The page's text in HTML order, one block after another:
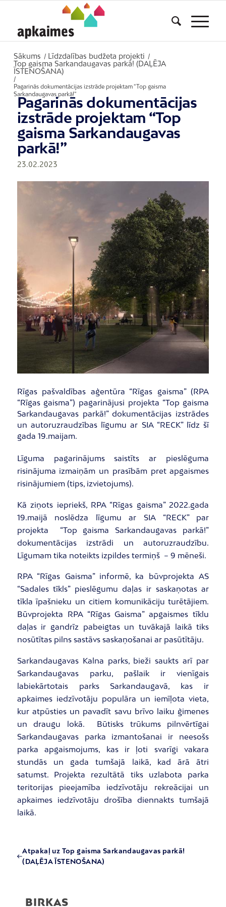
Sākums / Līdzdalības budžeta projekti /
Top gaisma Sarkandaugavas parkā! (DAĻĒJA
ĪSTENOŠANA)
/
Pagarinās dokumentācijas izstrāde projektam “Top gaisma
Sarkandaugavas parkā!”
Pagarinās dokumentācijas
izstrāde projektam “Top
gaisma Sarkandaugavas
parkā!”
23.02.2023
Rīgas pašvaldības aģentūra “Rīgas gaisma” (RPA
“Rīgas gaisma”) pagarinājusi projekta “Top gaisma
Sarkandaugavas parkā!” dokumentācijas izstrādes
un autoruzraudzības līgumu ar SIA “RECK” līdz šī
gada 19.maijam.
Līguma pagarinājums saistīts ar pieslēguma
risinājuma izmaiņām un prasībām pret apgaismes
risinājumiem (tips, izvietojums).
Kā ziņots iepriekš, RPA “Rīgas gaisma” 2022.gada
19.maijā noslēdza līgumu ar SIA “RECK” par
projekta “Top gaisma Sarkandaugavas parkā!”
dokumentācijas izstrādi un autoruzraudzību.
Līgumam tika noteikts izpildes termiņš – 9 mēneši.
RPA “Rīgas Gaisma” informē, ka būvprojekta AS
“Sadales tīkls” pieslēgumu daļas ir saskaņotas ar
tīkla īpašnieku un citiem komunikāciju turētājiem.
Būvprojekta RPA “Rīgas Gaisma” apgaismes tīklu
daļas ir gandrīz pabeigtas un tuvākajā laikā tiks
nosūtītas pilns sastāvs saskaņošanai ar pasūtītāju.
Sarkandaugavas Kalna parks, bieži saukts arī par
Sarkandaugavas parku, pašlaik ir vienīgais
labiekārtotais parks Sarkandaugavā, kas ir
apkaimes iedzīvotāju populāra un iemīļota vieta,
kur atpūsties un pavadīt savu brīvo laiku ģimenes
un draugu lokā. Būtisks trūkums pilnvērtīgai
Sarkandaugavas parka izmantošanai ir neesošs
parka apgaismojums, kas ir ļoti svarīgi vakara
stundās un gada tumšajā laikā, kad ārā ātri
satumst. Projekta rezultātā tiks uzlabota parka
teritorijas pieejamība iedzīvotāju rekreācijai un
apkaimes iedzīvotāju drošība diennakts tumšajā
laikā.
Atpakaļ uz Top gaisma Sarkandaugavas parkā!
(DAĻĒJA ĪSTENOŠANA)
BIRKAS